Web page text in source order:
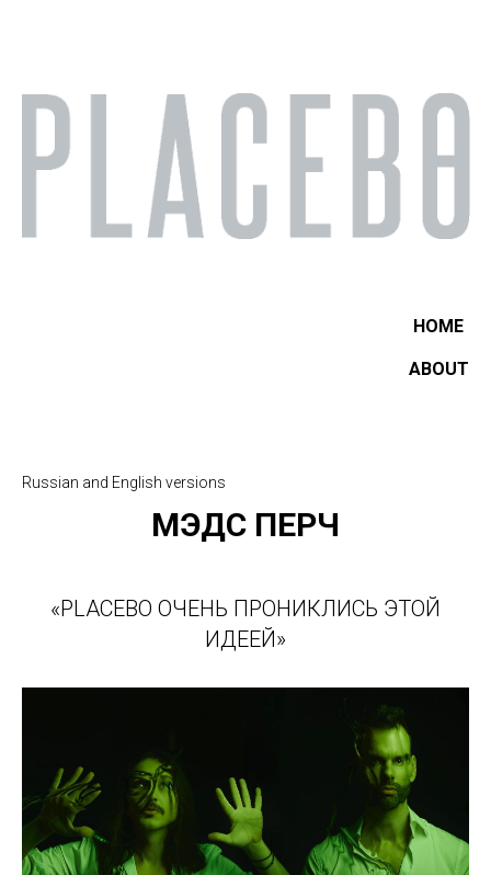
HOME
ABOUT
Russian and English versions
МЭДС ПЕРЧ
«PLACEBO ОЧЕНЬ ПРОНИКЛИСЬ ЭТОЙ
ИДЕЕЙ»